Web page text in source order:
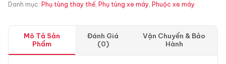
Danh mục: Phụ tùng thay thế, Phụ tùng xe máy, Phuộc xe máy
Mô Tả Sản
Phẩm
Đánh Giá
(0)
Vận Chuyển & Bảo
Hành